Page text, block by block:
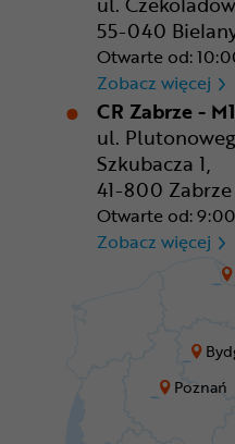
Poznań
55-040
Otwarte od:
Zobacz więcej
CR Zabrze -
ul.
Szkubacza 1,
41-800 Zabrze
Otwarte od:
Zobacz więcej